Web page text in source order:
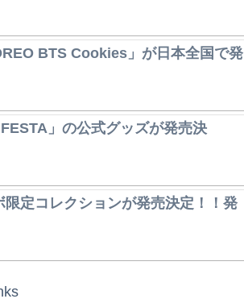
BTS Cookies」が日本全国で発
」の公式グッズが発売決
定コレクションが発売決定！！発